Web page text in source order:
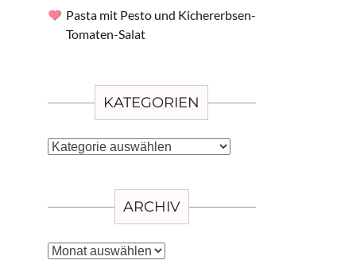
Pasta mit Pesto und Kichererbsen-
Tomaten-Salat
KATEGORIEN
Kategorien
ARCHIV
Archiv